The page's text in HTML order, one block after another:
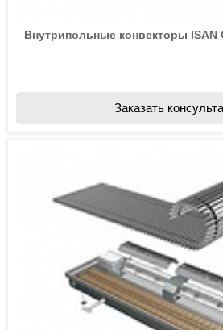
Внутрипольные конвекторы ISAN
Заказать